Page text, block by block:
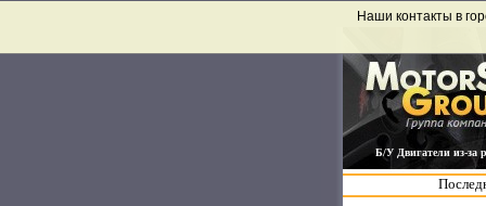
Б/У Двигатели из-за
Наши контакты в